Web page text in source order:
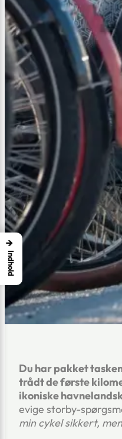
Du har pakket
trådt de første
ikoniske
evige storby-
min cykel sikkert,
→
Indhold